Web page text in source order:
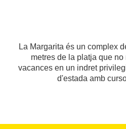
La Margarita és un complex
metres de la platja que
vacances en un indret
d'estada amb